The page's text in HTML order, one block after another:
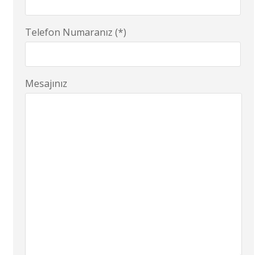
Telefon Numaranız (*)
Mesajınız